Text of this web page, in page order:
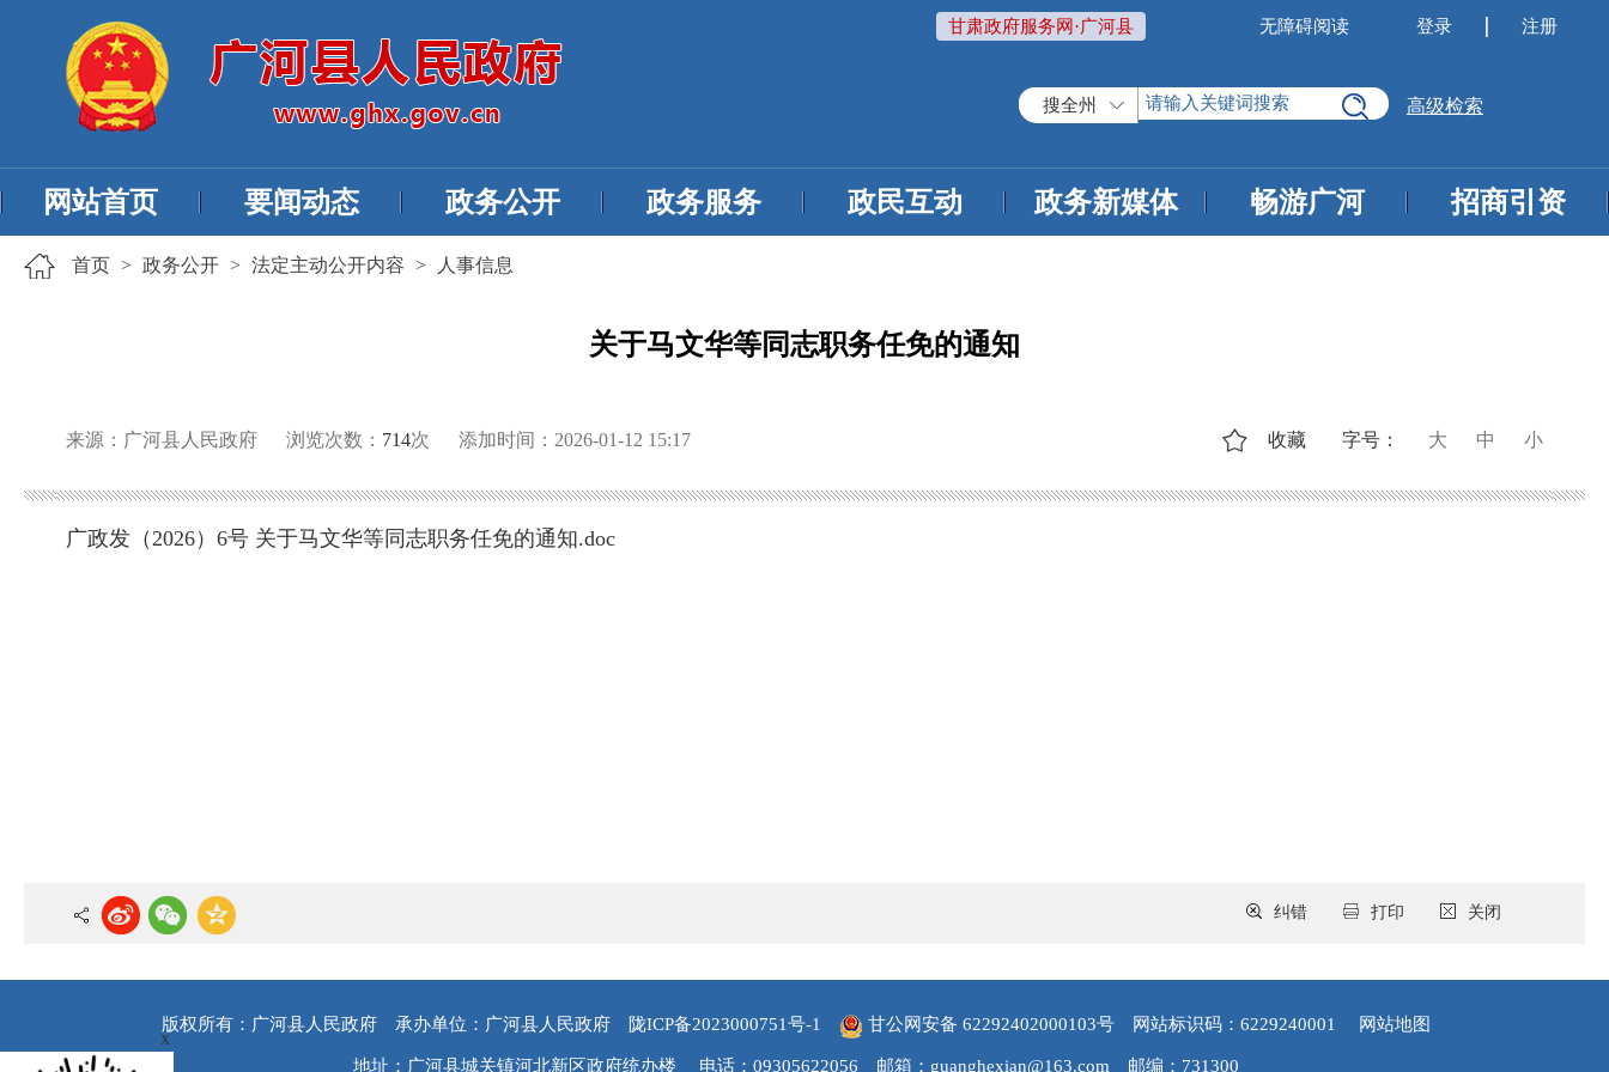
登录 注册
无障碍阅读
甘肃政府服务网·广河县
搜全州 高级检索
网站首页 要闻动态 政务公开 政务服务 政民互动 政务新媒体 畅游广河 招商引资
首页 > 政务公开 > 法定主动公开内容 > 人事信息
关于马文华等同志职务任免的通知
来源：广河县人民政府 浏览次数： 714次 添加时间：2026-01-12 15:17 字号： 大 中 小
收藏
广政发（2026）6号 关于马文华等同志职务任免的通知.doc
关闭
打印
纠错
版权所有：广河县人民政府 承办单位：广河县人民政府 陇ICP备2023000751号-1 甘公网安备 62292402000103号 网站标识码：6229240001 网站地图
地址：广河县城关镇河北新区政府统办楼 电话：09305622056 邮箱：guanghexian@163.com 邮编：731300
x